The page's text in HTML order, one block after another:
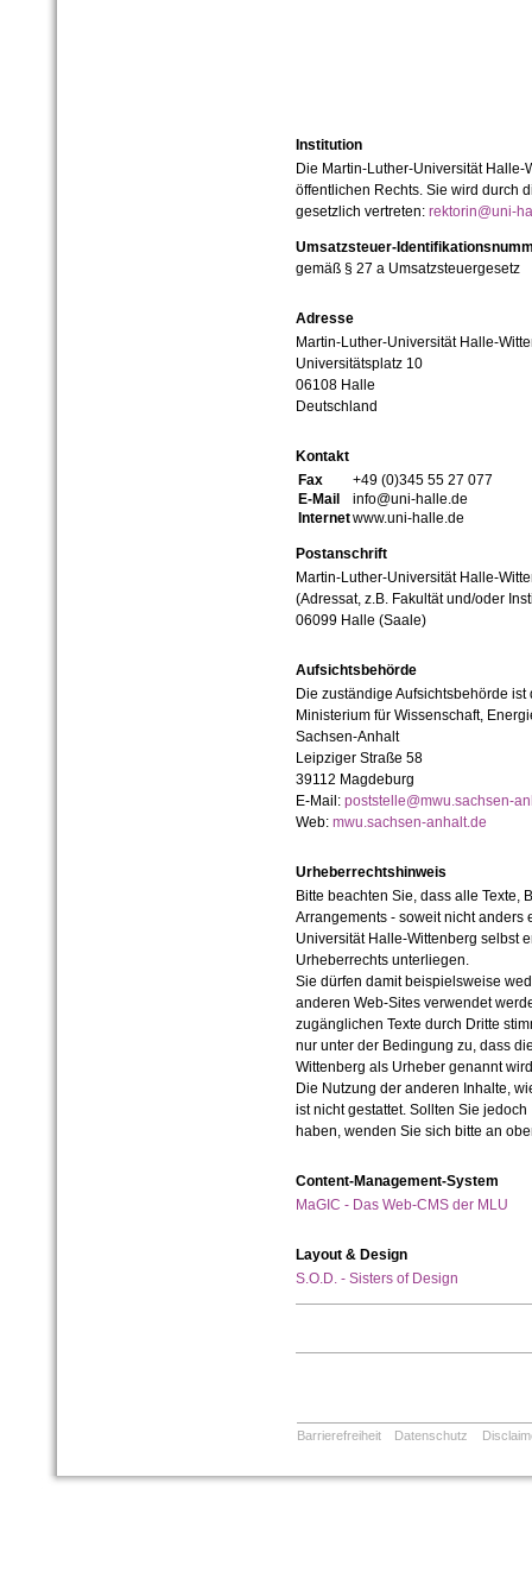
Institution
Die Martin-Luther-Universität
öffentlichen Rechts. Sie wird durch
gesetzlich vertreten: rektorin@uni-
Umsatzsteuer-
gemäß § 27 a Umsatzsteuergesetz
Adresse
Martin-Luther-Universität Halle-
Universitätsplatz 10
06108 Halle
Deutschland
Kontakt
Fax
+49 (0)345 55 27 077
E-Mail
info@uni-halle.de
Internetwww.uni-halle.de
Postanschrift
Martin-Luther-Universität Halle-
(Adressat, z.B. Fakultät und/oder
06099 Halle (Saale)
Aufsichtsbehörde
Die zuständige Aufsichtsbehörde ist
Ministerium für Wissenschaft,
Sachsen-Anhalt
Leipziger Straße 58
39112 Magdeburg
E-Mail: poststelle@mwu.sachsen-
Web: mwu.sachsen-anhalt.de
Urheberrechtshinweis
Bitte beachten Sie, dass alle Texte,
Arrangements - soweit nicht anders
Universität Halle-Wittenberg selbst
Urheberrechts unterliegen.
Sie dürfen damit beispielsweise
anderen Web-Sites verwendet
zugänglichen Texte durch Dritte
nur unter der Bedingung zu, dass
Wittenberg als Urheber genannt
Die Nutzung der anderen Inhalte,
ist nicht gestattet. Sollten Sie
haben, wenden Sie sich bitte an
Content-Management-System
MaGIC - Das Web-CMS der MLU
Layout & Design
S.O.D. - Sisters of Design
Barrierefreiheit Datenschutz